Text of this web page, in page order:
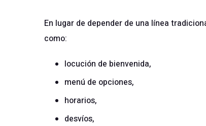
En lugar de depender de una línea
como:
locución de bienvenida,
menú de opciones,
horarios,
desvíos,